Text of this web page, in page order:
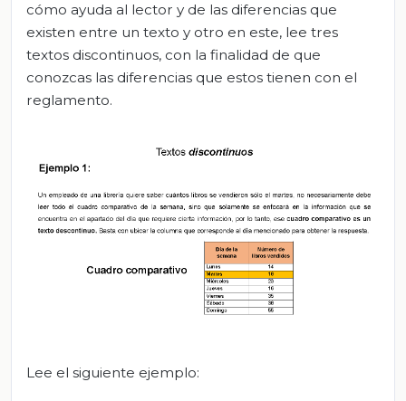
cómo ayuda al lector y de las diferencias que
existen entre un texto y otro en este, lee tres
textos discontinuos, con la finalidad de que
conozcas las diferencias que estos tienen con el
reglamento.
Lee el siguiente ejemplo: